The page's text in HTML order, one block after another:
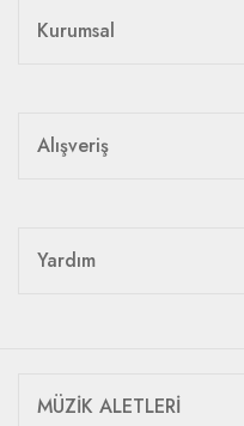
Kurumsal
Alışveriş
Yardım
MÜZİK ALETLERİ